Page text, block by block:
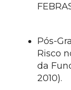
Pós-
Risco
da
2010).